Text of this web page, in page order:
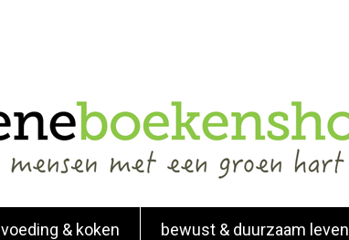
voeding & koken bewust & duurzaam leven